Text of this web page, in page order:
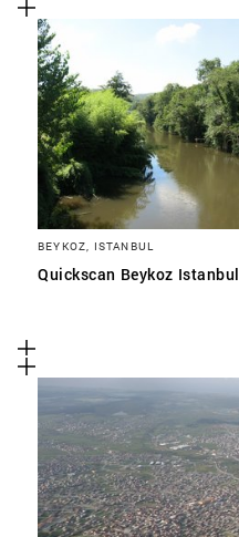
BEYKOZ, ISTANBUL
Quickscan Beykoz Istanbul